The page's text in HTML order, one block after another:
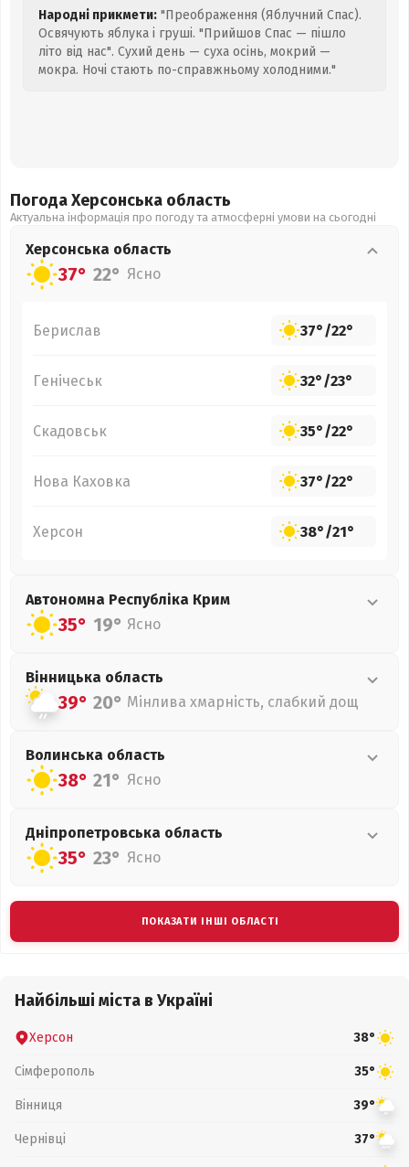
Народні прикмети: "Преображення (Яблучний Спас).
Освячують яблука і груші. "Прийшов Спас — пішло
літо від нас". Сухий день — суха осінь, мокрий —
мокра. Ночі стають по-справжньому холодними."
Погода Херсонська область
Актуальна інформація про погоду та атмосферні умови на сьогодні
Херсонська область
37° 22° Ясно
Берислав 37°/22°
Генічеськ 32°/23°
Скадовськ 35°/22°
Нова Каховка 37°/22°
Херсон 38°/21°
Автономна Республіка Крим
35° 19° Ясно
Вінницька область
39° 20° Мінлива хмарність, слабкий дощ
Волинська область
38° 21° Ясно
Дніпропетровська область
35° 23° Ясно
ПОКАЗАТИ ІНШІ ОБЛАСТІ
Найбільші міста в Україні
Херсон 38°
Сімферополь 35°
Вінниця 39°
Чернівці 37°